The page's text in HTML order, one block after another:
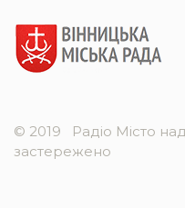
© 2019
Радіо Місто
застережено